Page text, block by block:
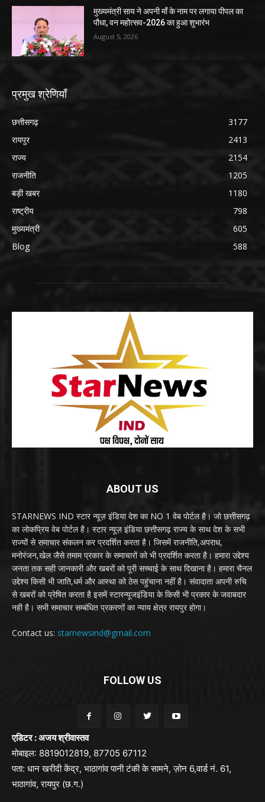
मुख्यमंत्री साय ने अपनी माँ के नाम पर लगाया पीपल का
पौधा, वन महोत्सव-2026 का हुआ शुभारंभ
August 5, 2026
प्रमुख श्रेणियाँ
छत्तीसगढ़
3177
रायपुर
2413
राज्य
2154
राजनीति
1205
बड़ी खबर
1180
राष्ट्रीय
798
मुख्यमंत्री
605
Blog
588
ABOUT US
STARNEWS IND स्टार न्यूज़ इंडिया देश का NO 1 वेब पोर्टल है। जो छत्तीसगढ़
का लोकप्रिय वेब पोर्टल है। स्टार न्यूज़ इंडिया छत्तीसगढ़ राज्य के साथ देश के सभी
राज्यों से समाचार संकलन कर प्रदर्शित करता है। जिसमें राजनीति,अपराध,
मनोरंजन,खेल जैसे तमाम प्रकार के समाचारों को भी प्रदर्शित करता है। हमारा उद्देश्य
जनता तक सही जानकारी और खबरों को पूरी सच्चाई के साथ दिखाना है। हमारा चैनल
उद्देश्य किसी भी जाति,धर्म और आस्था को ठेस पहुंचाना नहीं है। संवादाता अपनी रुचि
से खबरों को प्रेषित करता है इसमें स्टारन्यूजइंडिया के किसी भी प्रकार के जवाबदार
नही है। सभी समाचार सम्बंधित प्रकरणों का न्याय क्षेत्र रायपुर होगा।
Contact us: starnewsind@gmail.com
FOLLOW US
एडिटर : अजय श्रीवास्तव
मोबाइल: 8819012819, 87705 67112
पता: धान खरीदी केंद्र, भाठागांव पानी टंकी के सामने, ज़ोन 6,वार्ड नं. 61,
भाठागांव, रायपुर (छ.ग.)